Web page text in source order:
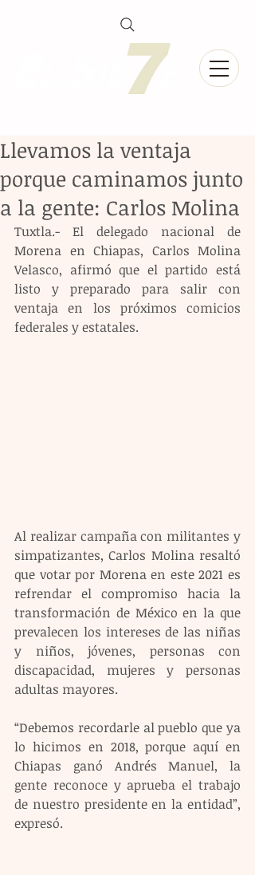
Llevamos la ventaja
porque caminamos junto
a la gente: Carlos Molina
Tuxtla.- El delegado nacional de
Morena en Chiapas, Carlos Molina
Velasco, afirmó que el partido está
listo y preparado para salir con
ventaja en los próximos comicios
federales y estatales.
Al realizar campaña con militantes y
simpatizantes, Carlos Molina resaltó
que votar por Morena en este 2021 es
refrendar el compromiso hacia la
transformación de México en la que
prevalecen los intereses de las niñas
y niños, jóvenes, personas con
discapacidad, mujeres y personas
adultas mayores.
“Debemos recordarle al pueblo que ya
lo hicimos en 2018, porque aquí en
Chiapas ganó Andrés Manuel, la
gente reconoce y aprueba el trabajo
de nuestro presidente en la entidad”,
expresó.